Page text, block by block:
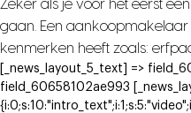
Zeker als je voor het eerst
gaan. Een
kenmerken heeft zoals:
[_news_layout_5_text] =>
field_60658102ae993